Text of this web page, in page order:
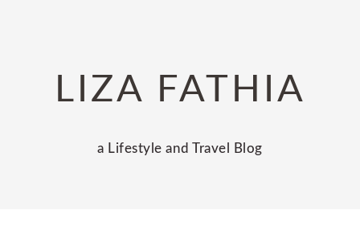
navigationLIZA FATHIA
a Lifestyle and Travel Blog